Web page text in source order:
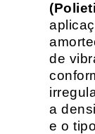
de
a
e o